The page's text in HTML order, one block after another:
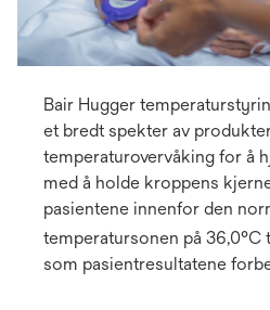
Bair Hugger
et bredt spekter av
temperaturovervåking for å
med å holde kroppens
pasientene innenfor den
temperatursonen på 36,0°C
som pasientresultatene